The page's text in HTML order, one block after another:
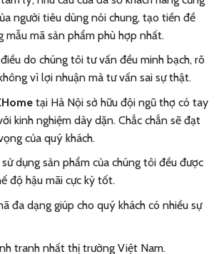
người tiêu dùng nói chung, tạo tiền đề
mẫu mã sản phẩm phù hợp nhất.
do chúng tôi tư vấn đều minh bạch, rõ
vì lợi nhuận mà tư vấn sai sự thật.
Hometại Hà Nội sở hữu đội ngũ thợ có tay
kinh nghiệm dày dặn. Chắc chắn sẽ đạt
của quý khách.
sử dụng sản phẩm của chúng tôi đều được
độ hậu mãi cực kỳ tốt.
đa dạng giúp cho quý khách có nhiều sự
tranh nhất thị trường Việt Nam.